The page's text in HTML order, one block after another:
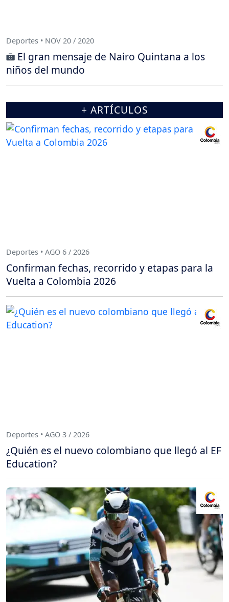
Deportes • NOV 20 / 2020
El gran mensaje de Nairo Quintana a los
niños del mundo
+ ARTÍCULOS
Deportes • AGO 6 / 2026
Confirman fechas, recorrido y etapas para la
Vuelta a Colombia 2026
Deportes • AGO 3 / 2026
¿Quién es el nuevo colombiano que llegó al EF
Education?